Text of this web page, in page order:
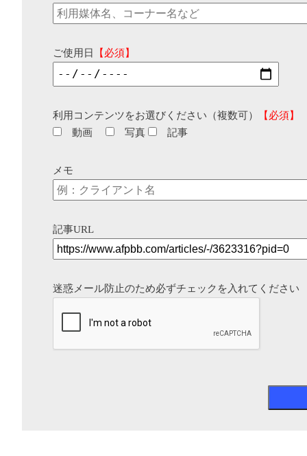
ご使用日 【必須】
利用コンテンツをお選びください（複数可）
【必須】
動画
写真 記事
メモ
記事URL
迷惑メール防止のため必ずチェックを入れてください